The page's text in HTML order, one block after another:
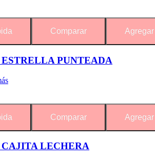
Comparar
PUNTEADA
Comparar
LECHERA